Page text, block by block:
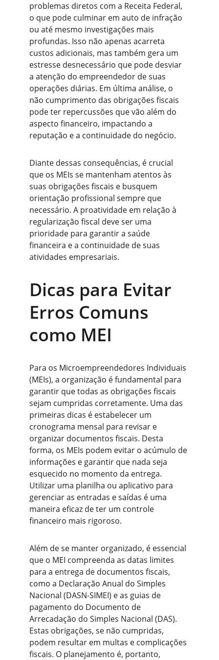
problemas diretos com a Receita Federal,
o que pode culminar em auto de infração
ou até mesmo investigações mais
profundas. Isso não apenas acarreta
custos adicionais, mas também gera um
estresse desnecessário que pode desviar
a atenção do empreendedor de suas
operações diárias. Em última análise, o
não cumprimento das obrigações fiscais
pode ter repercussões que vão além do
aspecto financeiro, impactando a
reputação e a continuidade do negócio.
Diante dessas consequências, é crucial
que os MEIs se mantenham atentos às
suas obrigações fiscais e busquem
orientação profissional sempre que
necessário. A proatividade em relação à
regularização fiscal deve ser uma
prioridade para garantir a saúde
financeira e a continuidade de suas
atividades empresariais.
Dicas para Evitar
Erros Comuns
como MEI
Para os Microempreendedores Individuais
(MEIs), a organização é fundamental para
garantir que todas as obrigações fiscais
sejam cumpridas corretamente. Uma das
primeiras dicas é estabelecer um
cronograma mensal para revisar e
organizar documentos fiscais. Desta
forma, os MEIs podem evitar o acúmulo de
informações e garantir que nada seja
esquecido no momento da entrega.
Utilizar uma planilha ou aplicativo para
gerenciar as entradas e saídas é uma
maneira eficaz de ter um controle
financeiro mais rigoroso.
Além de se manter organizado, é essencial
que o MEI compreenda as datas limites
para a entrega de documentos fiscais,
como a Declaração Anual do Simples
Nacional (DASN-SIMEI) e as guias de
pagamento do Documento de
Arrecadação do Simples Nacional (DAS).
Estas obrigações, se não cumpridas,
podem resultar em multas e complicações
fiscais. O planejamento é, portanto,